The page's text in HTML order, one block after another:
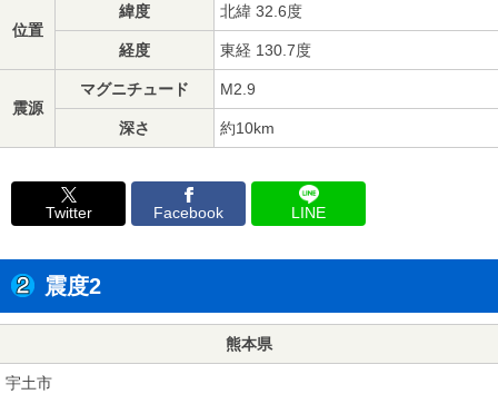
位置
緯度 北緯 32.6度
経度 東経 130.7度
震源
マグニチュード M2.9
深さ 約10km
Twitter Facebook LINE
震度2
熊本県
宇土市